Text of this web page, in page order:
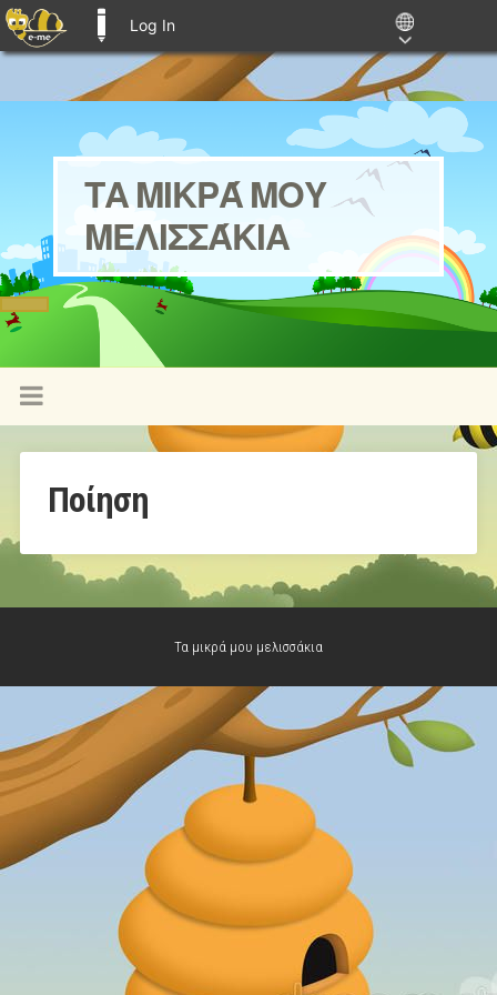
Log In
ΤΑ ΜΙΚΡΆ ΜΟΥ
ΜΕΛΙΣΣΆΚΙΑ
Ποίηση
Τα μικρά μου μελισσάκια